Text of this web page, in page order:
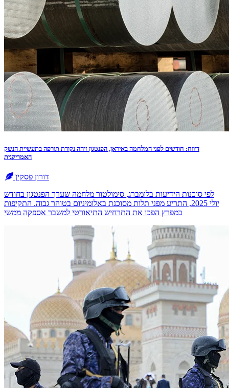
דיווח: חודשים לפני המלחמה באיראן, הפנטגון זיהה נקודת תורפה בתעשיית הנשק
האמריקנית
דורון פסקין
לפי סוכנות הידיעות בלומברג, סימולטור מלחמה שערך הפנטגון בחודש
יולי 2025, התריע מפני תלות מסוכנת באלומיניום בטוהר גבוה. התקיפות
במפרץ הפכו את התרחיש התיאורטי למשבר אספקה ממשי